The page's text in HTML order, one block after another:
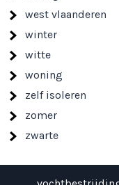
west vlaanderen
winter
witte
woning
zelf isoleren
zomer
zwarte